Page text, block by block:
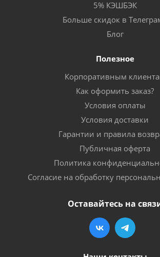
5% КЭШБЭК
Больше скидок в
Блог
Полезное
Корпоративным
Как оформить заказ?
Условия оплаты
Условия доставки
Гарантии и правила
Публичная оферта
Политика
Согласие на обработку
Оставайтесь на